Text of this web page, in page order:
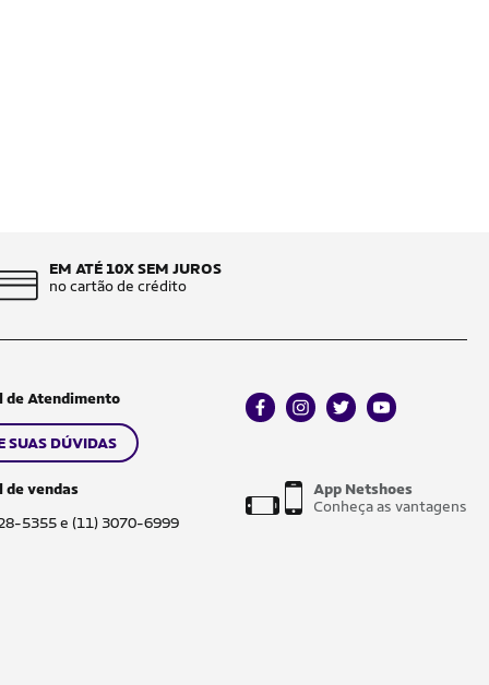
EM ATÉ 10X SEM JUROS
no cartão de crédito
de Atendimento
SUAS DÚVIDAS
de vendas
5355 e (11) 3070-6999
facebookinstagram
twitteryoutube
App Netshoes
Conheça as vantagens